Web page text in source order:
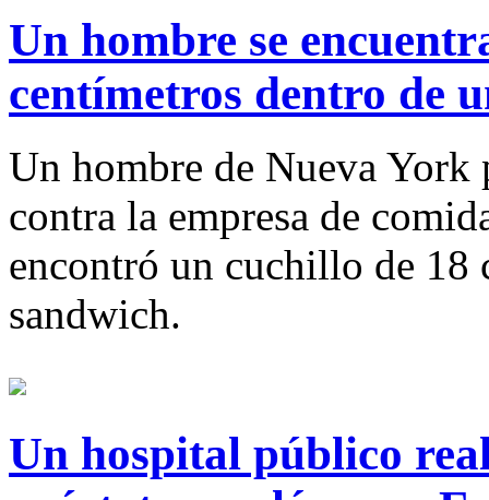
Un hombre se
centímetros dentro de
Un hombre de Nueva York
contra la empresa de
encontró un cuchillo de 18
sandwich.
Un hospital público